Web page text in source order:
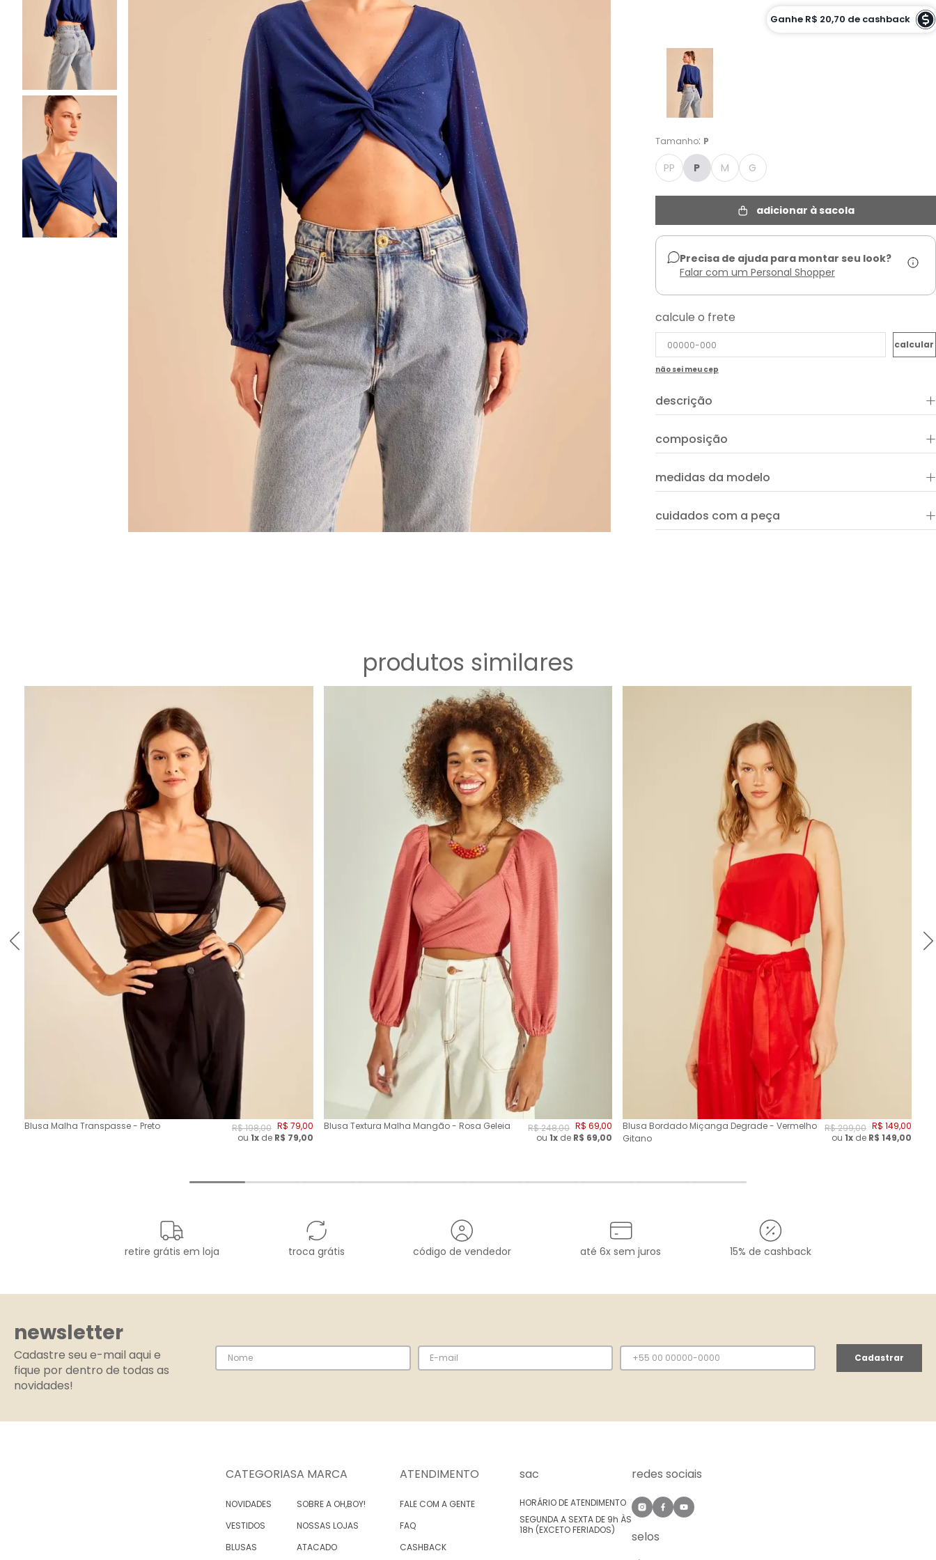
Ganhe R$ 20,70 de cashback
Tamanho: P
PP P M G
adicionar à sacola
Precisa de ajuda para montar seu look?
Falar com um Personal Shopper
calcule o frete
não sei meu cep
descrição +
composição +
medidas da modelo +
cuidados com a peça +
produtos similares
Blusa Malha Transpasse - Preto R$198,00 R$ 79,00
ou 1xde R$ 79,00
Blusa Textura Malha Mangão - Rosa Geleia R$248,00 R$ 69,00
ou1x de R$ 69,00
Blusa Bordado Miçanga Degrade - Vermelho
Gitano
R$299,00 R$ 149,00
ou 1xde R$ 149,00
retire grátis em loja troca grátis código de vendedor até 6x sem juros 15% de cashback
newsletter
Cadastre seu e-mail aqui e
fique por dentro de todas as
novidades!
Cadastrar
CATEGORIAS
NOVIDADES
VESTIDOS
BLUSAS
A MARCA
SOBRE A OH,BOY!
NOSSAS LOJAS
ATACADO
ATENDIMENTO
FALE COM A GENTE
FAQ
CASHBACK
sac
HORÁRIO DE ATENDIMENTO
SEGUNDA A SEXTA DE 9h ÀS
18h (EXCETO FERIADOS)
redes sociais
selos